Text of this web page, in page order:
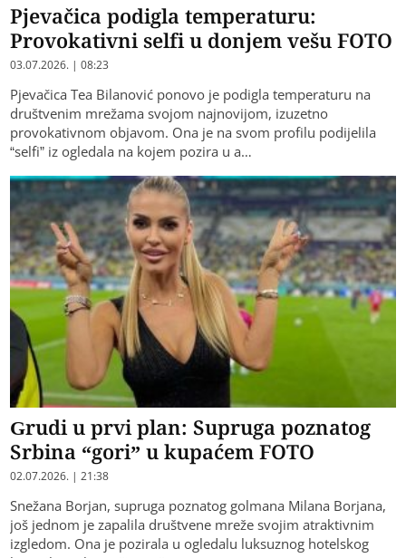
Pjevačica podigla temperaturu:
Provokativni selfi u donjem vešu FOTO
03.07.2026. | 08:23
Pjevačica Tea Bilanović ponovo je podigla temperaturu na
društvenim mrežama svojom najnovijom, izuzetno
provokativnom objavom. Ona je na svom profilu podijelila
“selfi” iz ogledala na kojem pozira u a…
Grudi u prvi plan: Supruga poznatog
Srbina “gori” u kupaćem FOTO
02.07.2026. | 21:38
Snežana Borjan, supruga poznatog golmana Milana Borjana,
još jednom je zapalila društvene mreže svojim atraktivnim
izgledom. Ona je pozirala u ogledalu luksuznog hotelskog